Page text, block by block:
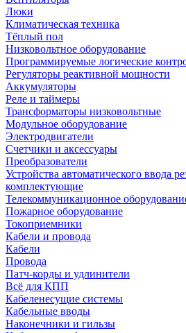
Люки
Климатическая техника
Тёплый пол
Низковольтное оборудование
Программируемые логические
Регуляторы реактивной мощности
Аккумуляторы
Реле и таймеры
Трансформаторы низковольтные
Модульное оборудование
Электродвигатели
Счетчики и аксессуары
Преобразователи
Устройства автоматического ввода
комплектующие
Телекоммуникационное
Пожарное оборудование
Токоприемники
Кабели и провода
Кабели
Провода
Патч-корды и удлинители
Всё для КПП
Кабеленесущие системы
Кабельные вводы
Наконечники и гильзы